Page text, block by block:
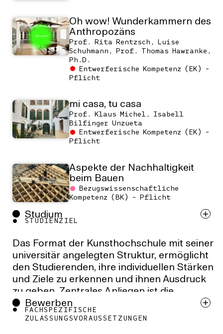
Oh wow! Wunderkammern des
Anthropozäns
Prof. Rita Rentzsch, Luise
Schuhmann, Prof. Thomas Hawranke,
Ph.D.
Entwerferische Kompetenz (EK) -
Pflicht
mi casa, tu casa
Prof. Klaus Michel, Isabell
Bilfinger Unzueta
Entwerferische Kompetenz (EK) -
Pflicht
Aspekte der Nachhaltigkeit
beim Bauen
Bezugswissenschaftliche
Kompetenz (BK) - Pflicht
Studium
STUDIENZIEL
Das Format der Kunsthochschule mit seiner
universitär angelegten Struktur, ermöglicht
den Studierenden, ihre individuellen Stärken
und Ziele zu erkennen und ihnen Ausdruck
zu geben. Zentrales Anliegen ist die
Ermutigung zu Visionen. Ziel ist es, alle
Absolventen*innen zu befähigen,
Bewerben
FACHSPEZIFISCHE Z
ULASSUNGSVORAUSSETZUNGEN